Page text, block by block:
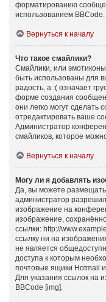
форматированию
использованием BBCode.
Вернуться к началу
Что такое смайлики?
Смайлики, или
быть использованы для
радость, а :( означает
форме создания
они легко могут
отредактировать ваше
Администратор
смайликов, которое
Вернуться к началу
Могу ли я добавлять
Да, вы можете
администратор
изображение на
изображение,
ссылки: http://
ссылку ни на
не является
доступа к которым
почтовые ящики Hotmail
Для указания ссылок на
BBCode [img].